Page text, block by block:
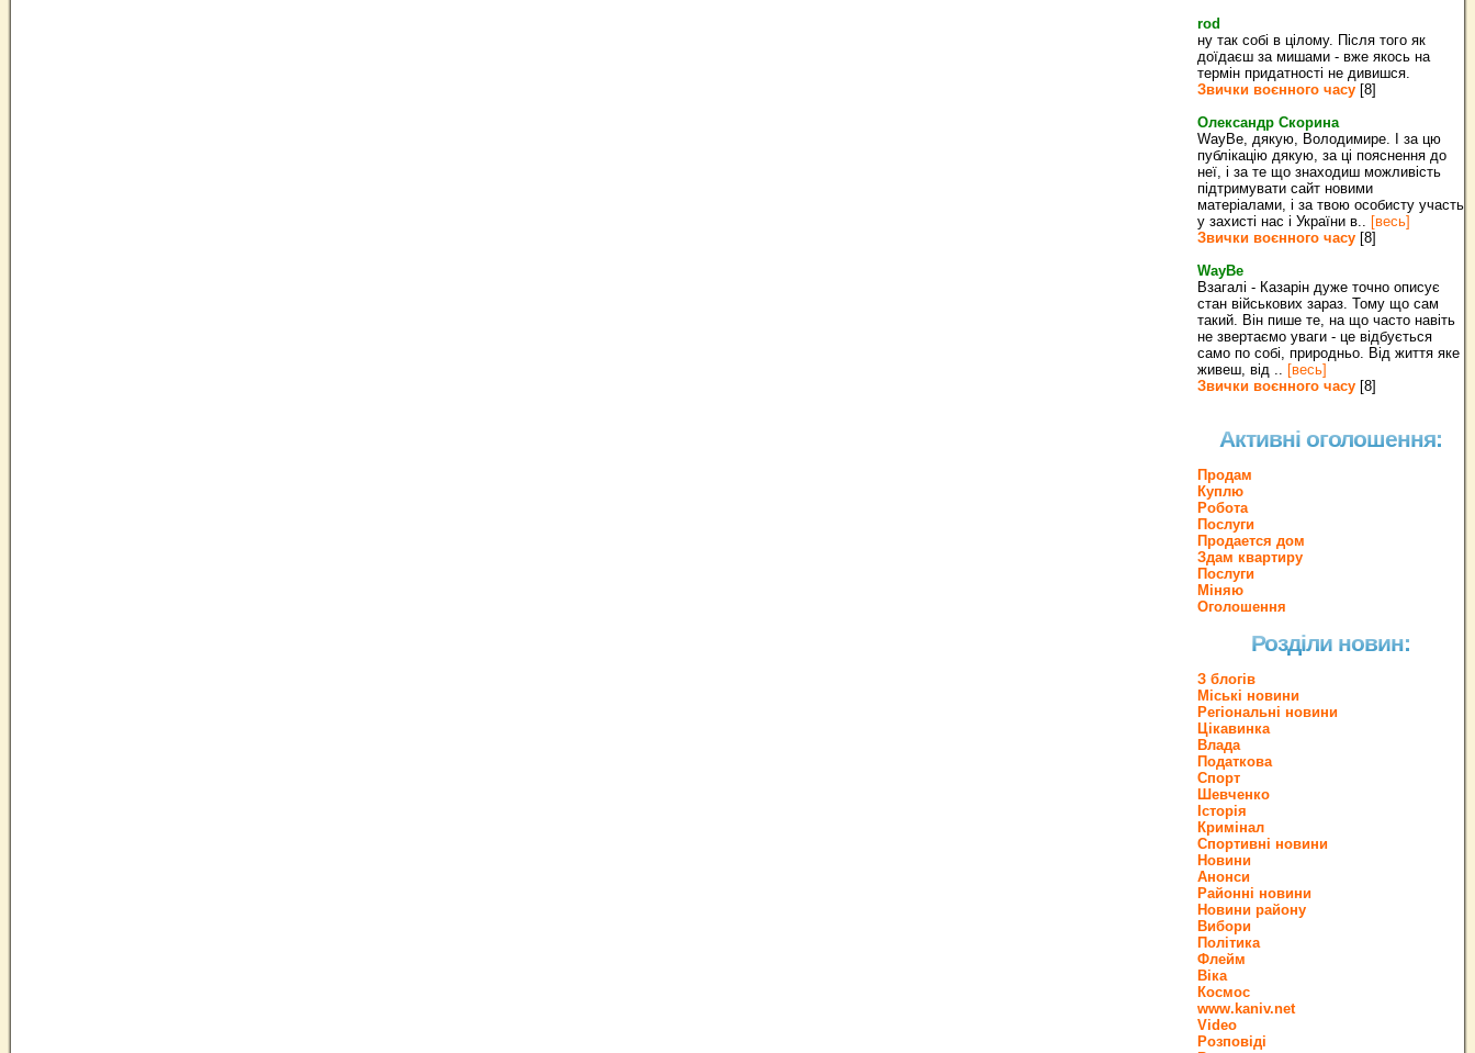
rod
ну так собі в цілому. Після того як
доїдаєш за мишами - вже якось на
термін придатності не дивишся.
Звички воєнного часу [8]
Олександр Скорина
WayBe, дякую, Володимире. І за цю
публікацію дякую, за ці пояснення до
неї, і за те що знаходиш можливість
підтримувати сайт новими
матеріалами, і за твою особисту участь
у захисті нас і України в.. [весь]
Звички воєнного часу [8]
WayBe
Взагалі - Казарін дуже точно описує
стан військових зараз. Тому що сам
такий. Він пише те, на що часто навіть
не звертаємо уваги - це відбується
само по собі, природньо. Від життя яке
живеш, від .. [весь]
Звички воєнного часу [8]
Активні оголошення:
Продам
Куплю
Робота
Послуги
Продается дом
Здам квартиру
Послуги
Міняю
Оголошення
Розділи новин:
З блогів
Міські новини
Регіональні новини
Цікавинка
Влада
Податкова
Спорт
Шевченко
Історія
Кримінал
Спортивні новини
Новини
Анонси
Районні новини
Новини району
Вибори
Політика
Флейм
Віка
Космос
www.kaniv.net
Video
Розповіді